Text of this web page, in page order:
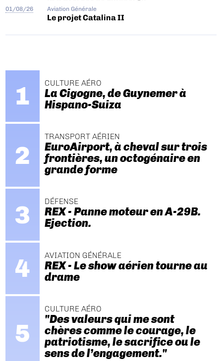
01/08/26 Aviation Générale
Le projet Catalina II
CULTURE AÉRO
La Cigogne, de Guynemer à
Hispano-Suiza
TRANSPORT AÉRIEN
EuroAirport, à cheval sur trois
frontières, un octogénaire en
grande forme
DÉFENSE
REX - Panne moteur en A-29B.
Ejection.
AVIATION GÉNÉRALE
REX - Le show aérien tourne au
drame
CULTURE AÉRO
"Des valeurs qui me sont
chères comme le courage, le
patriotisme, le sacrifice ou le
sens de l’engagement."